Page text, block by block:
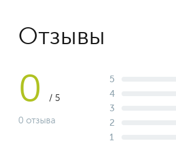
Отзывы
0 / 5
0 отзыва
5
4
3
2
1